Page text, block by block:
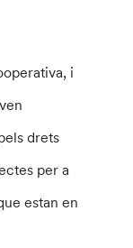
i
drets
per a
estan en